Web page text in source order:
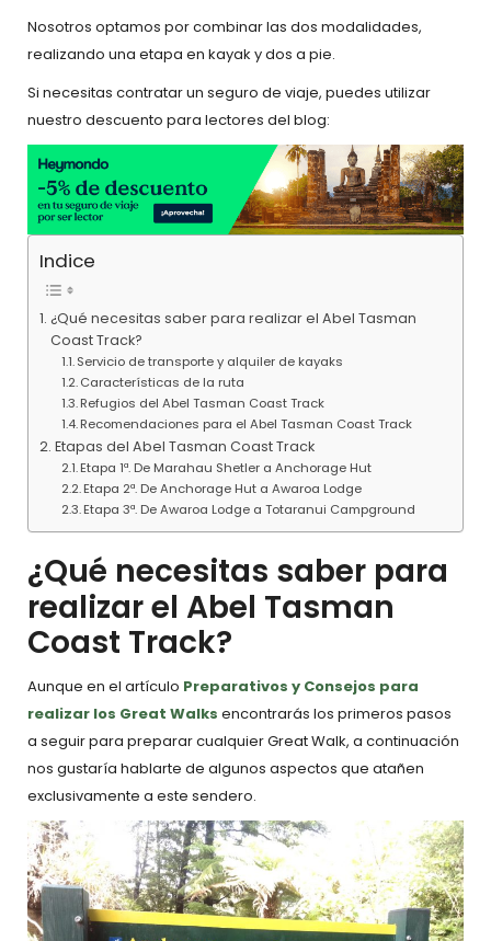
Nosotros optamos por combinar las dos modalidades,
realizando una etapa en kayak y dos a pie.
Si necesitas contratar un seguro de viaje, puedes utilizar
nuestro descuento para lectores del blog:
Indice
¿Qué necesitas saber para realizar el Abel Tasman
Coast Track?
Servicio de transporte y alquiler de kayaks
Características de la ruta
Refugios del Abel Tasman Coast Track
Recomendaciones para el Abel Tasman Coast Track
Etapas del Abel Tasman Coast Track
Etapa 1ª. De Marahau Shetler a Anchorage Hut
Etapa 2ª. De Anchorage Hut a Awaroa Lodge
Etapa 3ª. De Awaroa Lodge a Totaranui Campground
¿Qué necesitas saber para
realizar el Abel Tasman
Coast Track?
Aunque en el artículo Preparativos y Consejos para
realizar los Great Walks encontrarás los primeros pasos
a seguir para preparar cualquier Great Walk, a continuación
nos gustaría hablarte de algunos aspectos que atañen
exclusivamente a este sendero.